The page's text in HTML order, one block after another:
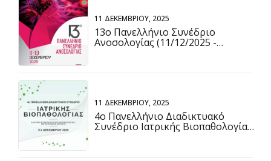
11 ΔΕΚΕΜΒΡΊΟΥ, 2025
13ο Πανελλήνιο Συνέδριο
Ανοσολογίας (11/12/2025 -
13/12/2025)
11 ΔΕΚΕΜΒΡΊΟΥ, 2025
4ο Πανελλήνιο Διαδικτυακό
Συνέδριο Ιατρικής Βιοπαθολογίας